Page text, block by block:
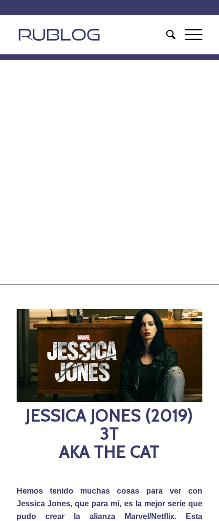
JESSICA JONES (2019)
3T
AKA THE CAT
Hemos tenido muchas cosas para ver con
Jessica Jones, que para mí, es la mejor serie que
pudo crear la alianza Marvel/Netflix. Esta